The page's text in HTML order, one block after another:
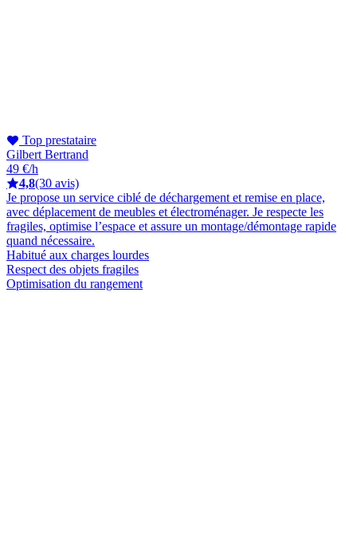
Top prestataire
Gilbert Bertrand
49 €/h
4,8(30 avis)
Je propose un service ciblé de déchargement et remise en place,
avec déplacement de meubles et électroménager. Je respecte les
fragiles, optimise l’espace et assure un montage/démontage rapide
quand nécessaire.
Habitué aux charges lourdes
Respect des objets fragiles
Optimisation du rangement